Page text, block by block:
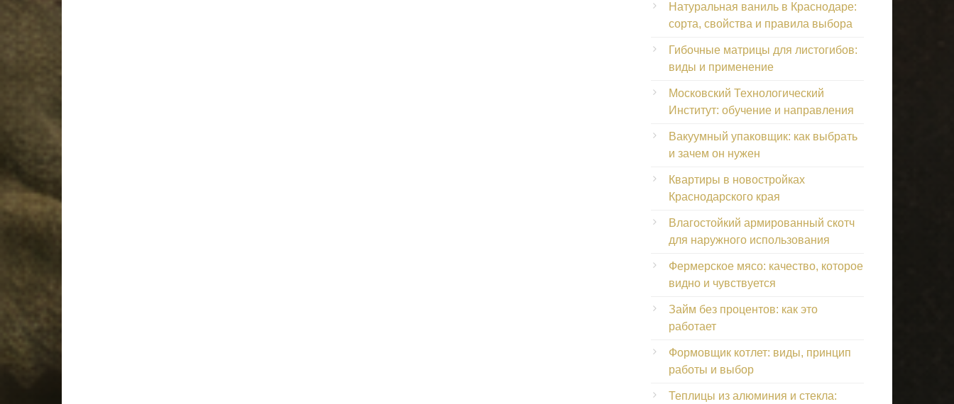
Натуральная ваниль в Краснодаре:
сорта, свойства и правила выбора
Гибочные матрицы для листогибов:
виды и применение
Московский Технологический
Институт: обучение и направления
Вакуумный упаковщик: как выбрать
и зачем он нужен
Квартиры в новостройках
Краснодарского края
Влагостойкий армированный скотч
для наружного использования
Фермерское мясо: качество, которое
видно и чувствуется
Займ без процентов: как это
работает
Формовщик котлет: виды, принцип
работы и выбор
Теплицы из алюминия и стекла: